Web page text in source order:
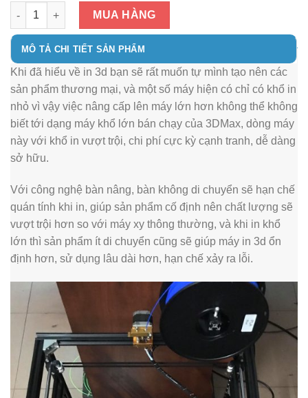
Máy in 3D khổ lớn Cube 300 | 400 (bàn nâng) – 3DMax số
MUA HÀNG
MÔ TẢ CHI TIẾT SẢN PHẨM
Khi đã hiểu về in 3d bạn sẽ rất muốn tự mình tạo nên các
sản phẩm thương mại, và một số máy hiện có chỉ có khổ in
nhỏ vì vậy việc nâng cấp lên máy lớn hơn không thể không
biết tới dạng máy khổ lớn bán chạy của 3DMax, dòng máy
này với khổ in vượt trội, chi phí cực kỳ cạnh tranh, dễ dàng
sở hữu.
Với công nghệ bàn nâng, bàn không di chuyển sẽ hạn chế
quán tính khi in, giúp sản phẩm cố định nên chất lượng sẽ
vượt trội hơn so với máy xy thông thường, và khi in khổ
lớn thì sản phẩm ít di chuyển cũng sẽ giúp máy in 3d ổn
định hơn, sử dụng lâu dài hơn, hạn chế xảy ra lỗi.